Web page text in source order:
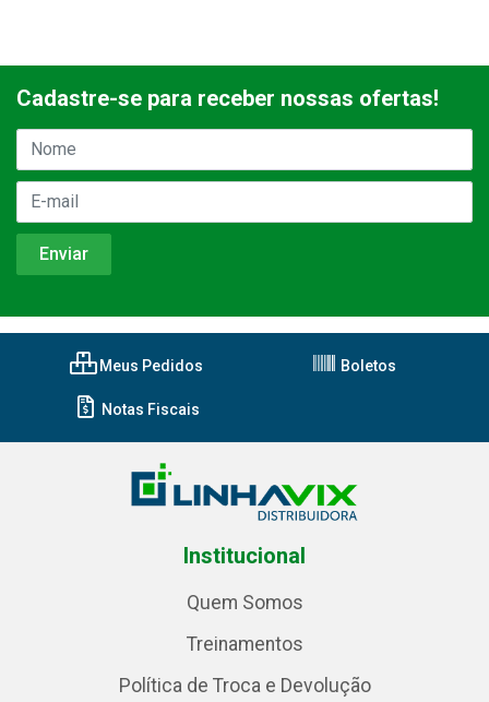
Cadastre-se para receber nossas ofertas!
Meus Pedidos Boletos
Notas Fiscais
Institucional
Quem Somos
Treinamentos
Política de Troca e Devolução